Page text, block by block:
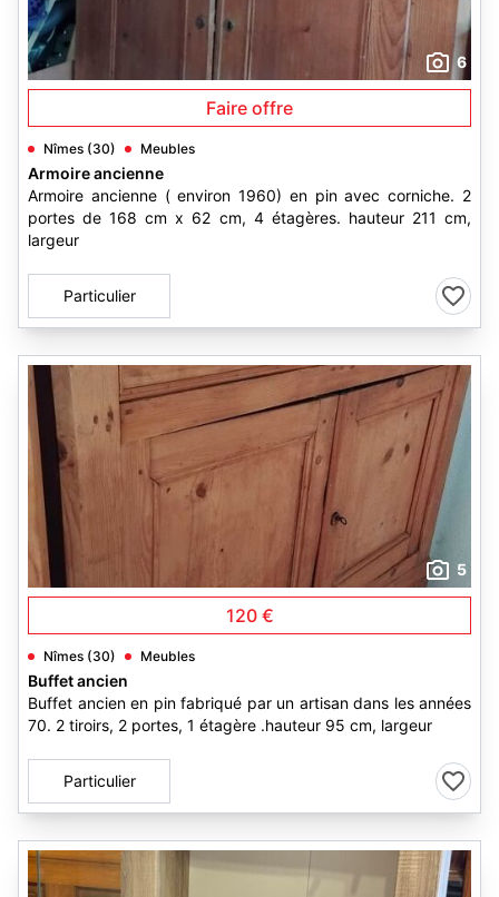
6
Faire offre
Nîmes (30) Meubles
Armoire ancienne
Armoire ancienne ( environ 1960) en pin avec corniche. 2
portes de 168 cm x 62 cm, 4 étagères. hauteur 211 cm,
largeur
Particulier
5
120 €
Nîmes (30) Meubles
Buffet ancien
Buffet ancien en pin fabriqué par un artisan dans les années
70. 2 tiroirs, 2 portes, 1 étagère .hauteur 95 cm, largeur
Particulier